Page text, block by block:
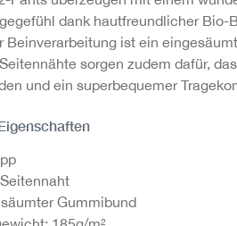
dank hautfreundlicher Bio-
Beinverarbeitung ist ein
sorgen zudem dafür,
und ein superbequemer
Gummibund